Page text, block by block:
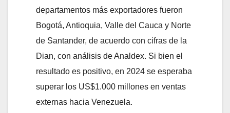
departamentos más exportadores fueron
Bogotá, Antioquia, Valle del Cauca y Norte
de Santander, de acuerdo con cifras de la
Dian, con análisis de Analdex. Si bien el
resultado es positivo, en 2024 se esperaba
superar los US$1.000 millones en ventas
externas hacia Venezuela.